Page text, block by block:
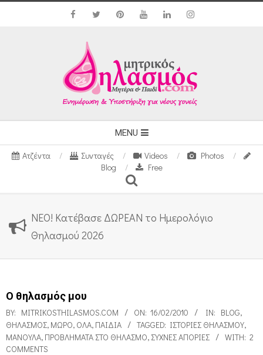
Navigation
Menu
MENU
Ατζέντα Συνταγές Videos
Photos
Blog
Free
Search
ΝΕΟ! Κατέβασε ΔΩΡΕΑΝ το Ημερολόγιο
Θηλασμού 2026
Ο θηλασμός μου
BY: MITRIKOSTHILASMOS.COM ON: 16/02/2010 IN: BLOG,
ΘΗΛΑΣΜΌΣ, ΜΩΡΌ, ΌΛΑ, ΠΑΙΔΙΑ TAGGED: ΙΣΤΟΡΊΕΣ ΘΗΛΑΣΜΟΎ,
ΜΑΝΟΎΛΑ, ΠΡΟΒΛΉΜΑΤΑ ΣΤΟ ΘΗΛΑΣΜΌ, ΣΥΧΝΈΣ ΑΠΟΡΊΕΣ WITH: 2
COMMENTS